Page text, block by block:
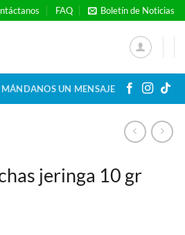
FAQ Boletín de Noticias
MÁNDANOS UN MENSAJE
jeringa 10 gr